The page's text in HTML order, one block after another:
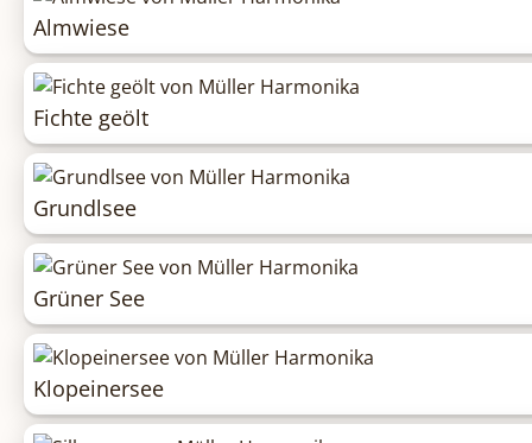
Almwiese
Fichte geölt
Grundlsee
Grüner See
Klopeinersee